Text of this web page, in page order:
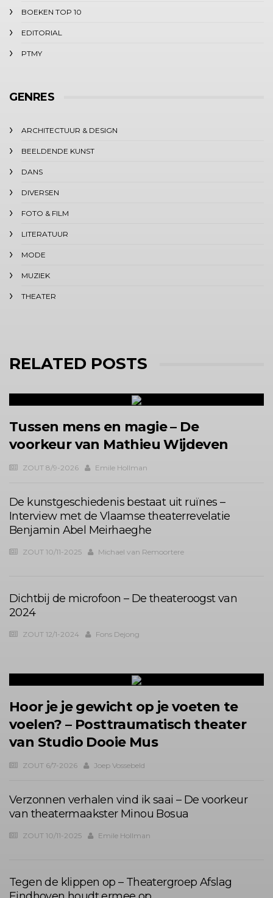
BOEKEN TOP 10
EDITORIAL
PTMY
GENRES
ARCHITECTUUR & DESIGN
BEELDENDE KUNST
DANS
DIVERSEN
FOTO & FILM
LITERATUUR
MODE
MUZIEK
THEATER
RELATED POSTS
Tussen mens en magie – De
voorkeur van Mathieu Wijdeven
ZOUT 8/9-2026 Emile Hollman
De kunstgeschiedenis bestaat uit ruïnes –
Interview met de Vlaamse theaterrevelatie
Benjamin Abel Meirhaeghe
ZOUT 10/11-2025 Michael van Remoortere
Dichtbij de microfoon – De theateroogst van
2024
ZOUT 12/1-2024 Fons Dejong
Hoor je je gewicht op je voeten te
voelen? – Posttraumatisch theater
van Studio Dooie Mus
ZOUT 6/7-2026 Joep Vossebeld
Verzonnen verhalen vind ik saai – De voorkeur
van theatermaakster Minou Bosua
ZOUT 10/11-2025 Emile Hollman
Tegen de klippen op – Theatergroep Afslag